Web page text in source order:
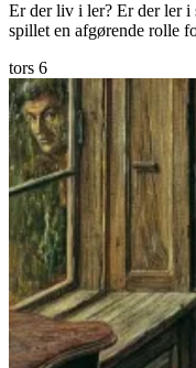
Er der liv i ler? Er der ler i
spillet en afgørende rolle
tors 6